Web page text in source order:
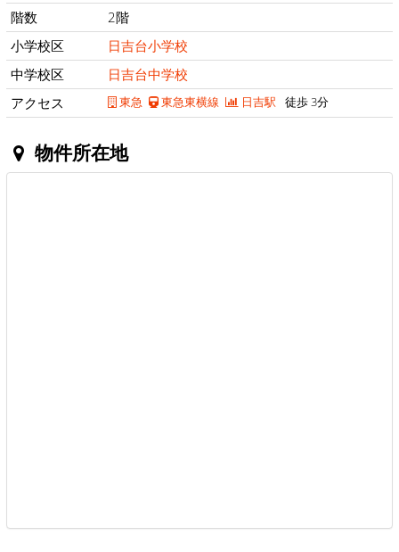
階数
2階
小学校区
日吉台小学校
中学校区
日吉台中学校
アクセス
東急 東急東横線 日吉駅 徒歩 3分
物件所在地